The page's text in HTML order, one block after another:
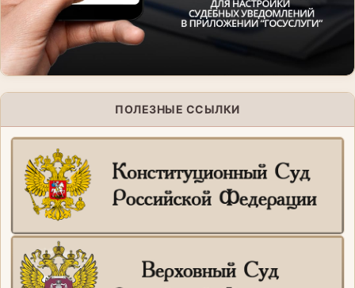
ПОЛЕЗНЫЕ ССЫЛКИ